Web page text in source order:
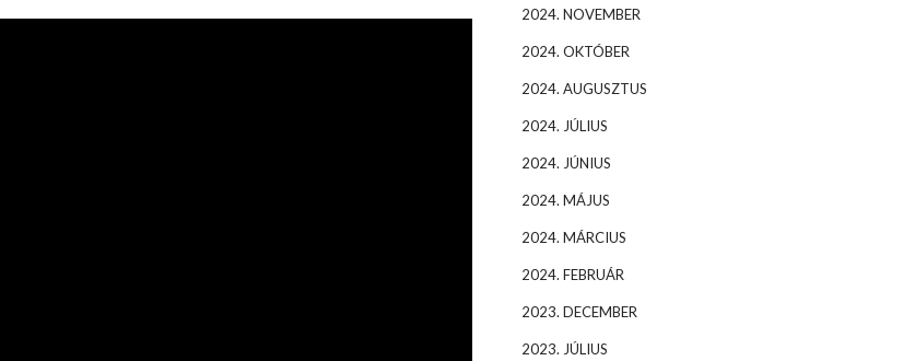
2024. NOVEMBER
2024. OKTÓBER
2024. AUGUSZTUS
2024. JÚLIUS
2024. JÚNIUS
2024. MÁJUS
2024. MÁRCIUS
2024. FEBRUÁR
2023. DECEMBER
2023. JÚLIUS